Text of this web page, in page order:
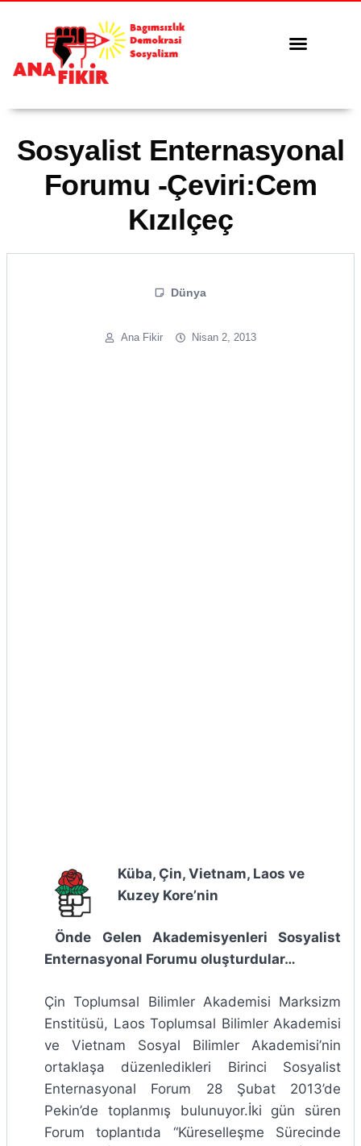
Sosyalist Enternasyonal
Forumu -Çeviri:Cem
Kızılçeç
Dünya
Ana Fikir Nisan 2, 2013
Küba, Çin, Vietnam, Laos ve
Kuzey Kore’nin
Önde Gelen Akademisyenleri Sosyalist
Enternasyonal Forumu oluşturdular…
Çin Toplumsal Bilimler Akademisi Marksizm
Enstitüsü, Laos Toplumsal Bilimler Akademisi
ve Vietnam Sosyal Bilimler Akademisi’nin
ortaklaşa düzenledikleri Birinci Sosyalist
Enternasyonal Forum 28 Şubat 2013’de
Pekin’de toplanmış bulunuyor.İki gün süren
Forum toplantıda “Küreselleşme Sürecinde